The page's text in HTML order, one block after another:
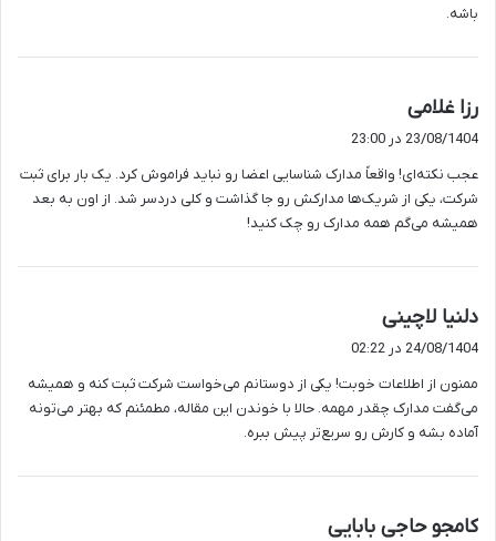
باشه.
رزا غلامی
ف
:
23/08/1404 در 23:00
عجب نکته‌ای! واقعاً مدارک شناسایی اعضا رو نباید فراموش کرد. یک بار برای ثبت
شرکت، یکی از شریک‌ها مدارکش رو جا گذاشت و کلی دردسر شد. از اون به بعد
همیشه می‌گم همه مدارک رو چک کنید!
دلنیا لاچینی
ف
:
24/08/1404 در 02:22
ممنون از اطلاعات خوبت! یکی از دوستانم می‌خواست شرکت ثبت کنه و همیشه
می‌گفت مدارک چقدر مهمه. حالا با خوندن این مقاله، مطمئنم که بهتر می‌تونه
آماده بشه و کارش رو سریع‌تر پیش ببره.
کامجو حاجی بابایی